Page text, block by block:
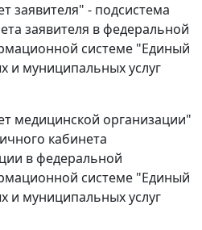
заявителя" - подсистема
заявителя в федеральной
системе "Единый
и муниципальных услуг
медицинской организации"
кабинета
в федеральной
системе "Единый
и муниципальных услуг